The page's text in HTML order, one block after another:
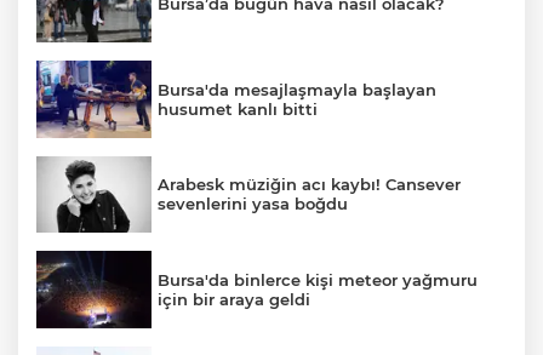
Bursa'da mesajlaşmayla başlayan
husumet kanlı bitti
Arabesk müziğin acı kaybı! Cansever
sevenlerini yasa boğdu
Bursa'da binlerce kişi meteor yağmuru
için bir araya geldi